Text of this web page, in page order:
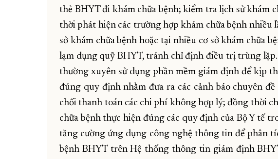
thẻ BHYT đi khám chữa bệnh; kiểm tra lịch sử khám
thời phát hiện các trường hợp khám chữa bệnh
sở khám chữa bệnh hoặc tại nhiều cơ sở khám chữa
lạm dụng quỹ BHYT, tránh chỉ định điều trị trùng
thường xuyên sử dụng phần mềm giám định để kịp
đúng quy định nhằm đưa ra các cảnh báo chuyên
chối thanh toán các chi phí không hợp lý; đồng thời
chữa bệnh thực hiện đúng các quy định của Bộ Y tế
tăng cường ứng dụng công nghệ thông tin để phân
bệnh BHYT trên Hệ thống thông tin giám định